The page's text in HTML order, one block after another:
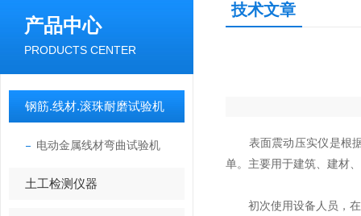
产品中心
PRODUCTS CENTER
钢筋.线材.滚珠耐磨试验机
电动金属线材弯曲试验机
土工检测仪器
技术文章
表面震动压实仪是根
单。主要用于建筑、建材
初次使用设备人员，在